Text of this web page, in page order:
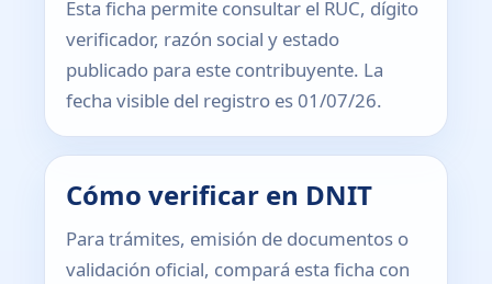
Esta ficha permite consultar el RUC, dígito
verificador, razón social y estado
publicado para este contribuyente. La
fecha visible del registro es 01/07/26.
Cómo verificar en DNIT
Para trámites, emisión de documentos o
validación oficial, compará esta ficha con